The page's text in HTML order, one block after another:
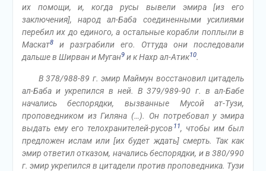
их помощи, и, когда русы вывели эмира [из его
заключения], народ ал-Баба соединенными усилиями
перебил их до единого, а остальные корабли поплыли в
Маскат8и разграбили его. Оттуда они последовали
дальше в Ширван и Муган9и к Нахр ал-Атик10.
В 378/988-89 г. эмир Маймун восстановил цитадель
ал-Баба и укрепился в ней. В 379/989-90 г. в ал-Бабе
начались беспорядки, вызванные Мусой ат-Тузи,
проповедником из Гиляна (…). Он потребовал у эмира
выдать ему его телохранителей-русов 11, чтобы им был
предложен ислам или [их будет ждать] смерть. Так как
эмир ответил отказом, начались беспорядки, и в 380/990
г. эмир укрепился в цитадели против проповедника. Тузи